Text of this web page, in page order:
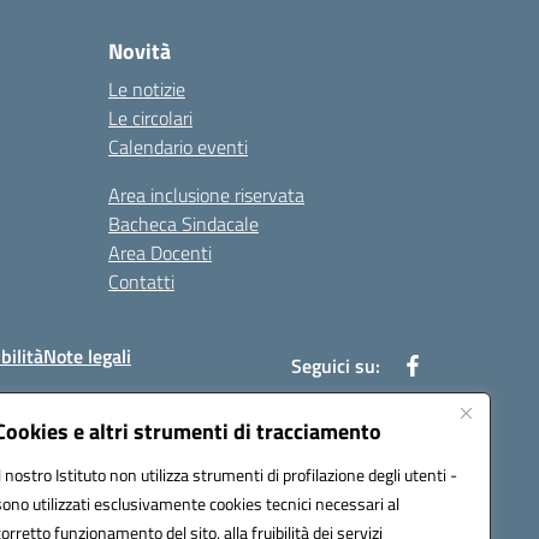
e altri strumenti di tracciamento
nostro Istituto non utilizza strumenti di profilazione degli utenti -
utilizzati esclusivamente cookies tecnici necessari al
funzionamento del sito, alla fruibilità dei servizi
Novità
Le notizie
Le circolari
Calendario eventi
Area inclusione riservata
Bacheca Sindacale
Area Docenti
Contatti
Note legali Seguici su: